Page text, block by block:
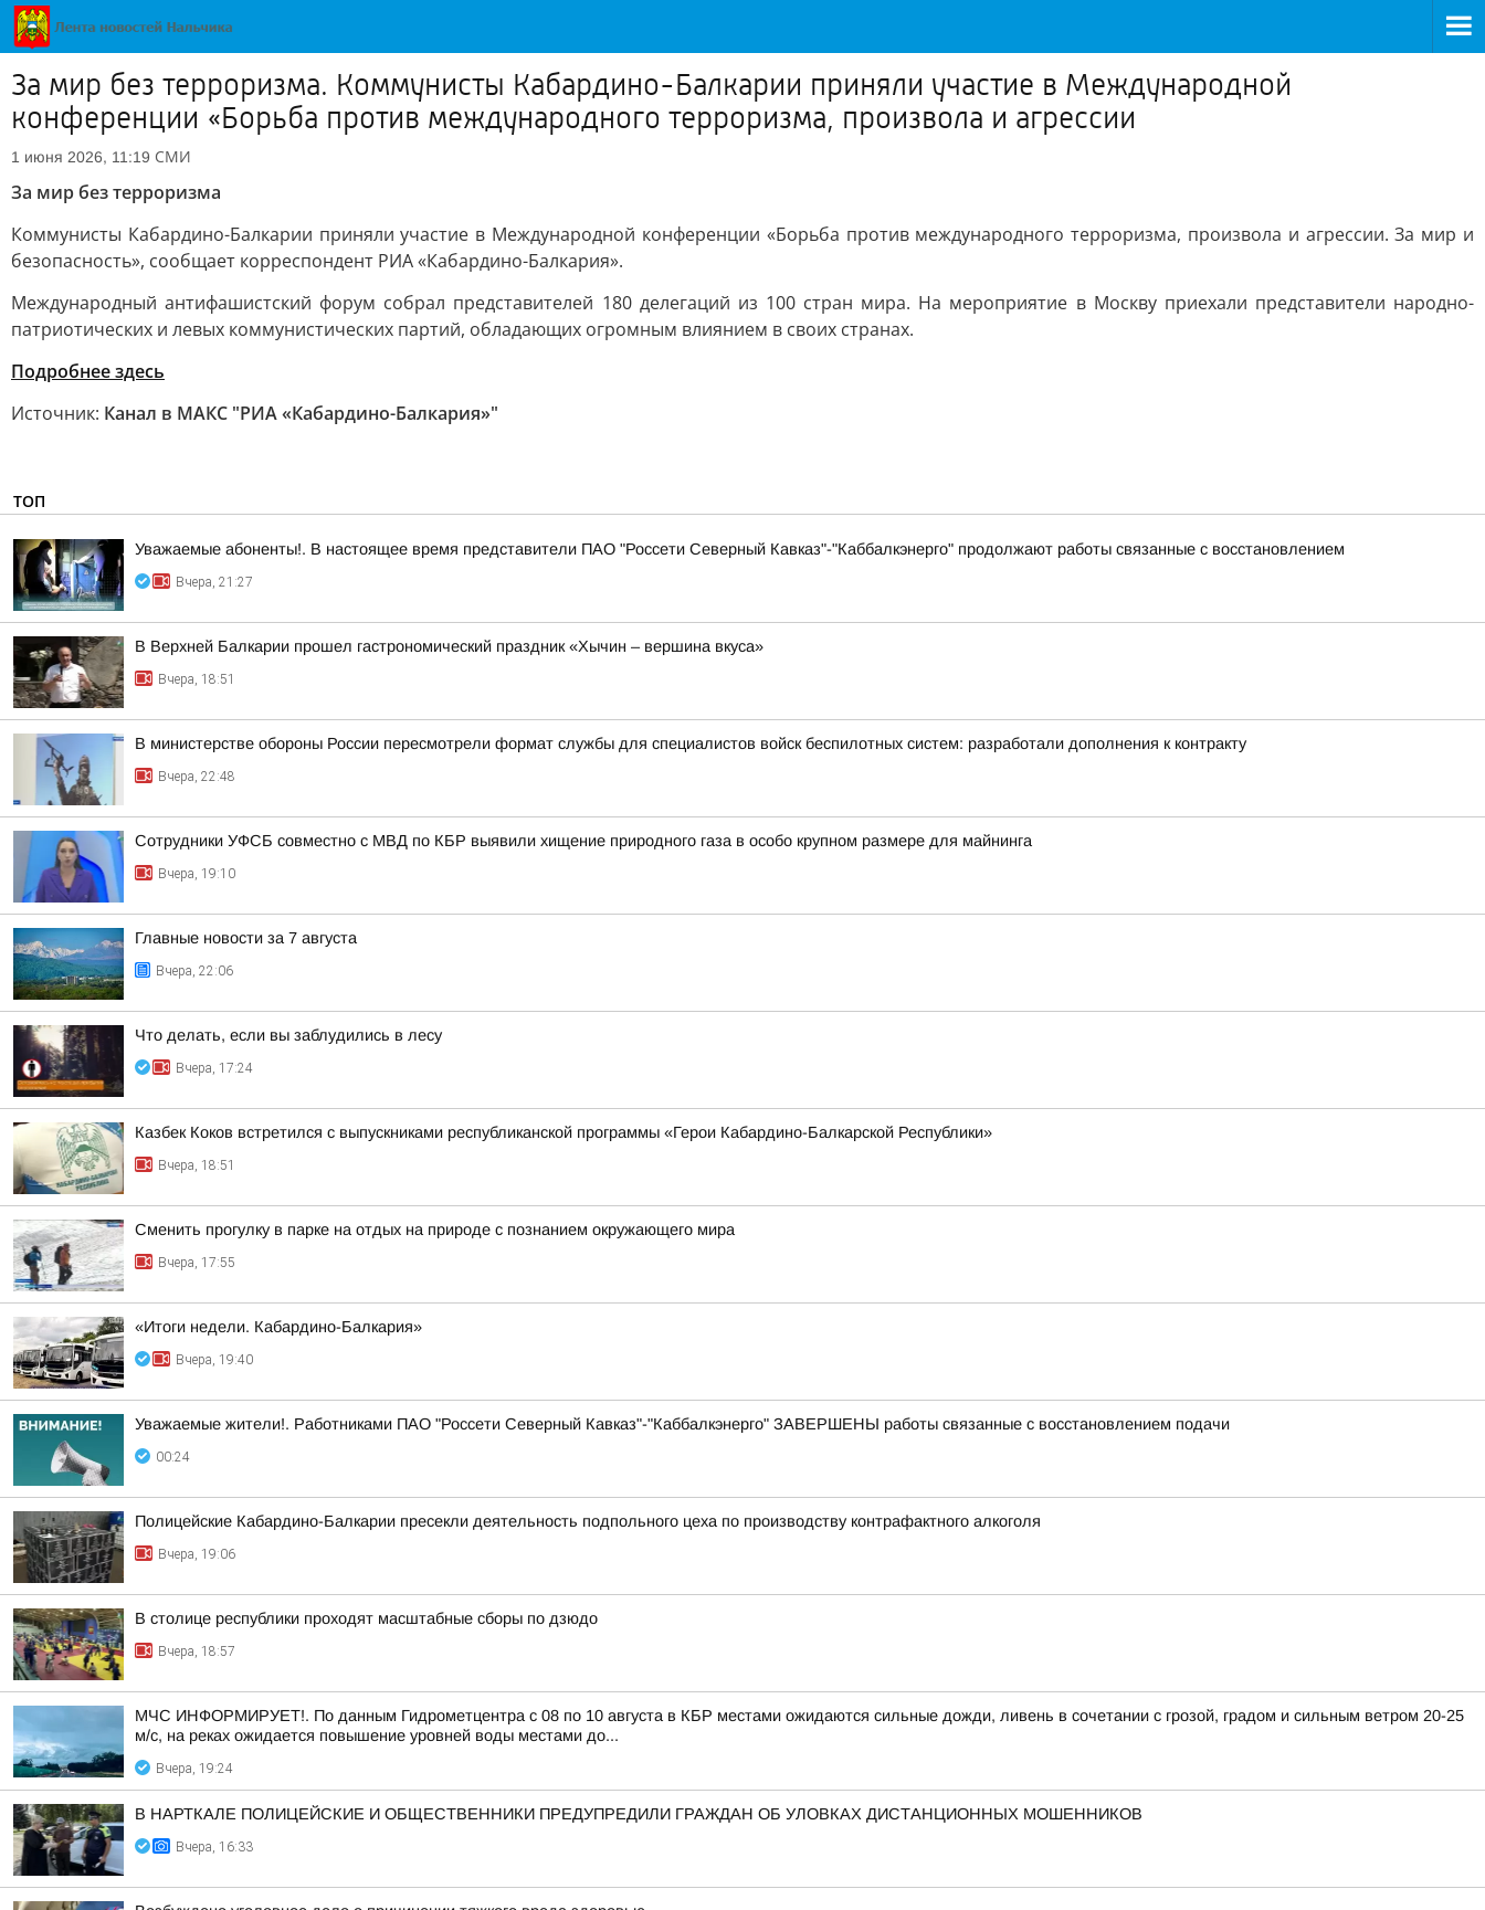
За мир без терроризма. Коммунисты Кабардино-Балкарии приняли участие в Международной
конференции «Борьба против международного терроризма, произвола и агрессии
1 июня 2026, 11:19 СМИ
За мир без терроризма
Коммунисты Кабардино-Балкарии приняли участие в Международной конференции «Борьба против международного терроризма, произвола и агрессии. За мир и
безопасность», сообщает корреспондент РИА «Кабардино-Балкария».
Международный антифашистский форум собрал представителей 180 делегаций из 100 стран мира. На мероприятие в Москву приехали представители народно-
патриотических и левых коммунистических партий, обладающих огромным влиянием в своих странах.
Подробнее здесь
Источник: Канал в МАКС "РИА «Кабардино-Балкария»"
ТОП
Уважаемые абоненты!. В настоящее время представители ПАО "Россети Северный Кавказ"-"Каббалкэнерго" продолжают работы связанные с восстановлением
Вчера, 21:27
В Верхней Балкарии прошел гастрономический праздник «Хычин – вершина вкуса»
Вчера, 18:51
В министерстве обороны России пересмотрели формат службы для специалистов войск беспилотных систем: разработали дополнения к контракту
Вчера, 22:48
Сотрудники УФСБ совместно с МВД по КБР выявили хищение природного газа в особо крупном размере для майнинга
Вчера, 19:10
Главные новости за 7 августа
Вчера, 22:06
Что делать, если вы заблудились в лесу
Вчера, 17:24
Казбек Коков встретился с выпускниками республиканской программы «Герои Кабардино-Балкарской Республики»
Вчера, 18:51
Сменить прогулку в парке на отдых на природе с познанием окружающего мира
Вчера, 17:55
«Итоги недели. Кабардино-Балкария»
Вчера, 19:40
Уважаемые жители!. Работниками ПАО "Россети Северный Кавказ"-"Каббалкэнерго" ЗАВЕРШЕНЫ работы связанные с восстановлением подачи
00:24
Полицейские Кабардино-Балкарии пресекли деятельность подпольного цеха по производству контрафактного алкоголя
Вчера, 19:06
В столице республики проходят масштабные сборы по дзюдо
Вчера, 18:57
МЧС ИНФОРМИРУЕТ!. По данным Гидрометцентра с 08 по 10 августа в КБР местами ожидаются сильные дожди, ливень в сочетании с грозой, градом и сильным ветром 20-25
м/с, на реках ожидается повышение уровней воды местами до...
Вчера, 19:24
В НАРТКАЛЕ ПОЛИЦЕЙСКИЕ И ОБЩЕСТВЕННИКИ ПРЕДУПРЕДИЛИ ГРАЖДАН ОБ УЛОВКАХ ДИСТАНЦИОННЫХ МОШЕННИКОВ
Вчера, 16:33